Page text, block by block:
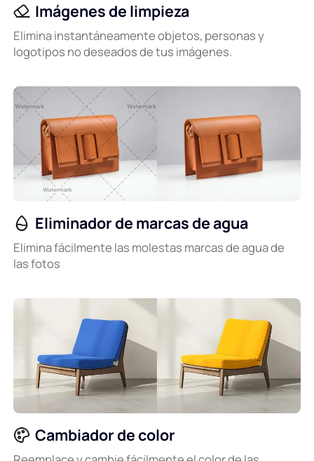
Imágenes de limpieza
Elimina instantáneamente objetos, personas y
logotipos no deseados de tus imágenes.
Eliminador de marcas de agua
Elimina fácilmente las molestas marcas de agua de
las fotos
Cambiador de color